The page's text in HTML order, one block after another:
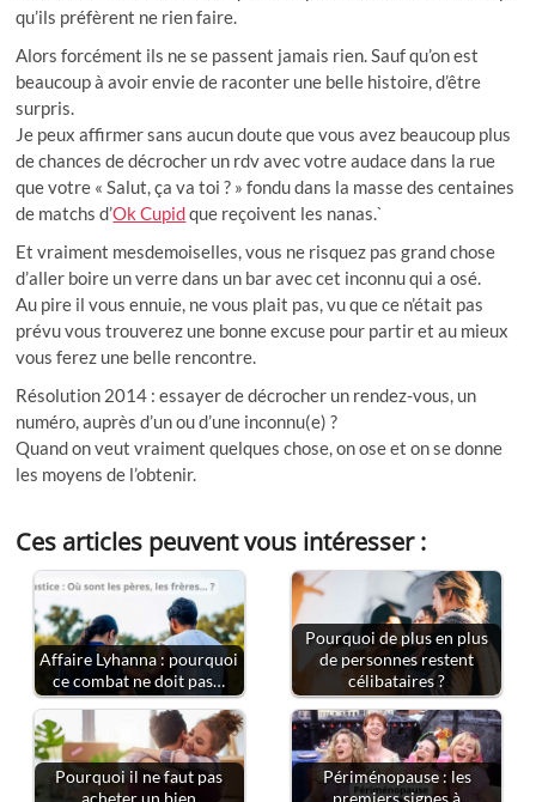
qu’ils préfèrent ne rien faire.
Alors forcément ils ne se passent jamais rien. Sauf qu’on est
beaucoup à avoir envie de raconter une belle histoire, d’être
surpris.
Je peux affirmer sans aucun doute que vous avez beaucoup plus
de chances de décrocher un rdv avec votre audace dans la rue
que votre « Salut, ça va toi ? » fondu dans la masse des centaines
de matchs d’Ok Cupidque reçoivent les nanas.`
Et vraiment mesdemoiselles, vous ne risquez pas grand chose
d’aller boire un verre dans un bar avec cet inconnu qui a osé.
Au pire il vous ennuie, ne vous plait pas, vu que ce n’était pas
prévu vous trouverez une bonne excuse pour partir et au mieux
vous ferez une belle rencontre.
Résolution 2014 : essayer de décrocher un rendez-vous, un
numéro, auprès d’un ou d’une inconnu(e) ?
Quand on veut vraiment quelques chose, on ose et on se donne
les moyens de l’obtenir.
Ces articles peuvent vous intéresser :
Affaire Lyhanna : pourquoi
ce combat ne doit pas…
Pourquoi de plus en plus
de personnes restent
célibataires ?
Pourquoi il ne faut pas
acheter un bien
Périménopause : les
premiers signes à